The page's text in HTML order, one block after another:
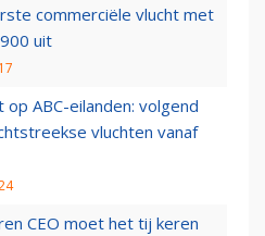
commerciële vlucht met
uit
ABC-eilanden: volgend
vluchten vanaf
CEO moet het tij keren